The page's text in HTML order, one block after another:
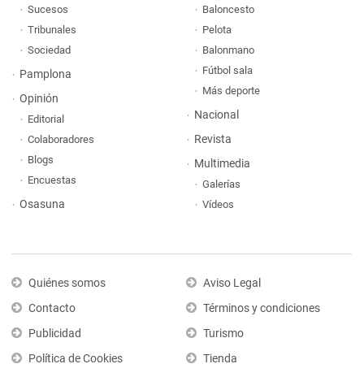
Sucesos
Tribunales
Sociedad
Pamplona
Opinión
Editorial
Colaboradores
Blogs
Encuestas
Osasuna
Baloncesto
Pelota
Balonmano
Fútbol sala
Más deporte
Nacional
Revista
Multimedia
Galerías
Vídeos
Quiénes somos
Contacto
Publicidad
Política de Cookies
Aviso Legal
Términos y condiciones
Turismo
Tienda